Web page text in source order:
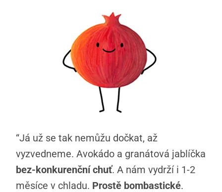
“Já už se tak nemůžu dočkat, až
vyzvedneme. Avokádo a granátová jablíčka
bez-konkurenční chuť. A nám vydrží i 1-2
měsíce v chladu. Prostě bombastické.